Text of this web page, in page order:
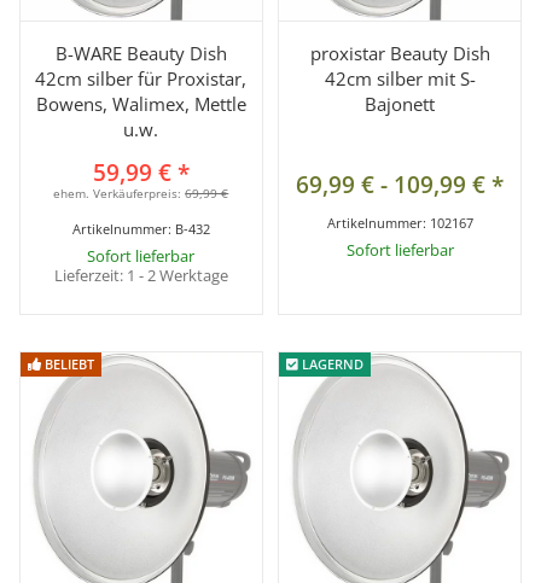
B-WARE Beauty Dish
42cm silber für Proxistar,
Bowens, Walimex, Mettle
u.w.
59,99 €*
ehem. Verkäuferpreis:69,99 €
Artikelnummer: B-432
Sofort lieferbar
Lieferzeit: 1 - 2 Werktage
proxistar Beauty Dish
42cm silber mit S-
Bajonett
69,99 €- 109,99 €*
Artikelnummer: 102167
Sofort lieferbar
BELIEBT
BELIEBT LAGERND
LAGERND